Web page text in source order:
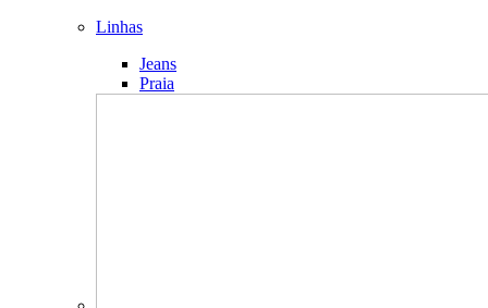
Linhas
Jeans
Praia